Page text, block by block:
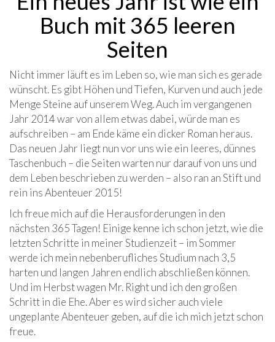
Buch mit 365 leeren
Seiten
Nicht immer läuft es im Leben so, wie man sich es gerade
wünscht. Es gibt Höhen und Tiefen, Kurven und auch jede
Menge Steine auf unserem Weg. Auch im vergangenen
Jahr 2014 war von allem etwas dabei, würde man es
aufschreiben – am Ende käme ein dicker Roman heraus.
Das neuen Jahr liegt nun vor uns wie ein leeres, dünnes
Taschenbuch – die Seiten warten nur darauf von uns und
dem Leben beschrieben zu werden – also ran an Stift und
rein ins Abenteuer 2015!
Ich freue mich auf die Herausforderungen in den
nächsten 365 Tagen! Einige kenne ich schon jetzt, wie die
letzten Schritte in meiner Studienzeit – im Sommer
werde ich mein nebenberufliches Studium nach 3,5
harten und langen Jahren endlich abschließen können.
Und im Herbst wagen Mr. Right und ich den großen
Schritt in die Ehe. Aber es wird sicher auch viele
ungeplante Abenteuer geben, auf die ich mich jetzt schon
freue.